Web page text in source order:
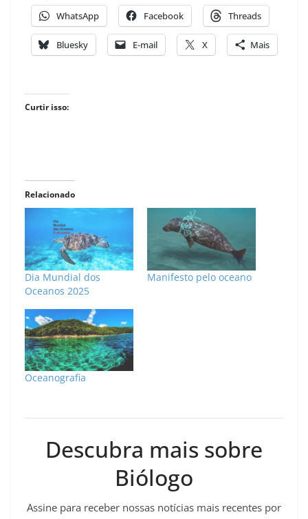
WhatsApp Facebook Threads
Bluesky E-mail X Mais
Curtir isso:
Relacionado
Dia Mundial dos
Oceanos 2025
Manifesto pelo oceano
Oceanografia
Descubra mais sobre
Biólogo
Assine para receber nossas notícias mais recentes por